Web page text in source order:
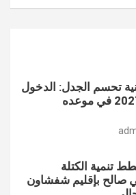
تحسم الجدل: الدخول
المدرسي 2026-2027 في موعده
تنمية الكتلة
صالح بإقليم شفشاون